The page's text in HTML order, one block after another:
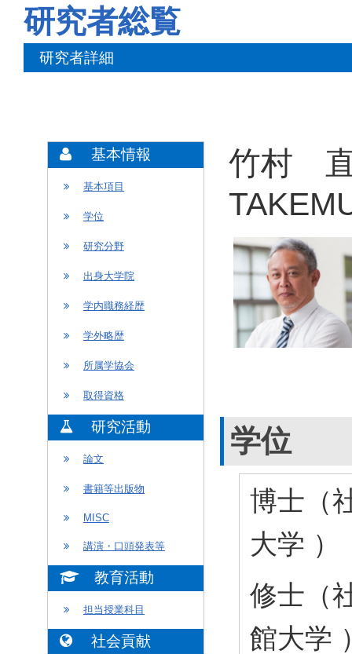
研究者総覧
研究者詳細
基本情報
基本項目
学位
研究分野
出身大学院
学内職務経歴
学外略歴
所属学協会
取得資格
研究活動
論文
書籍等出版物
MISC
講演・口頭発表等
教育活動
担当授業科目
社会貢献
竹村
学位
博士（
大学 ）
修士（
館大学